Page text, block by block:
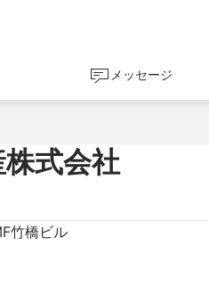
メッセージ
式会社
竹橋ビル